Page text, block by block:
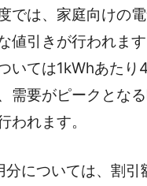
では、家庭向けの
値引きが行われま
いては1kWhあたり
需要がピークとな
われます。
分については、割引